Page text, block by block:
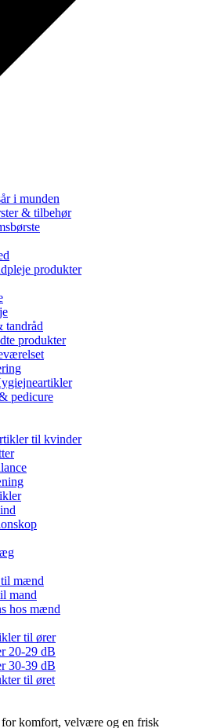
i munden
& tilbehør
produkter
tandråd
produkter
pedicure
til kvinder
mænd
mand
hos mænd
til ører
20-29 dB
30-39 dB
til øret
komfort, velvære og en frisk